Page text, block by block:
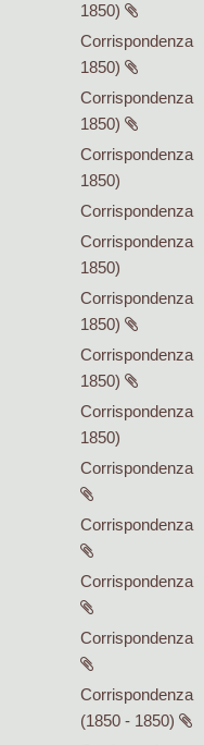
1850)
Corrispondenza
1850)
Corrispondenza
1850)
Corrispondenza
1850)
Corrispondenza
Corrispondenza
1850)
Corrispondenza
1850)
Corrispondenza
1850)
Corrispondenza
1850)
Corrispondenza
Corrispondenza
Corrispondenza
Corrispondenza
Corrispondenza
(1850 - 1850)